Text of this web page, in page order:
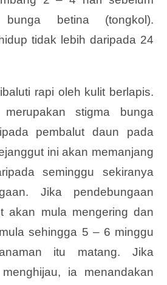
bunga betina (tongkol).
tidak lebih daripada 24
rapi oleh kulit berlapis.
stigma bunga
pembalut daun pada
ini akan memanjang
seminggu sekiranya
Jika pendebungaan
akan mula mengering dan
sehingga 5 – 6 minggu
itu matang. Jika
ia menandakan